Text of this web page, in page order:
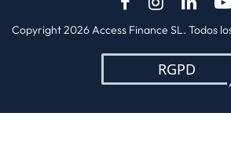
Copyright 2026 Access Finance SL. Todos